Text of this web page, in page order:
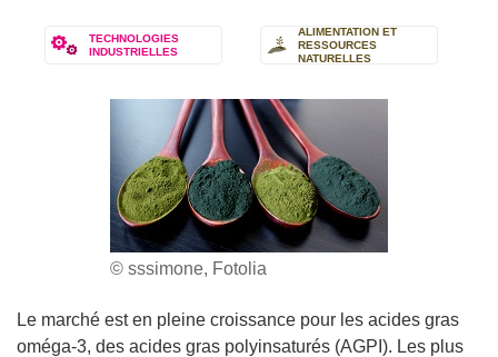
TECHNOLOGIES
INDUSTRIELLES
ALIMENTATION ET
RESSOURCES
NATURELLES
© sssimone, Fotolia
Le marché est en pleine croissance pour les acides gras
oméga-3, des acides gras polyinsaturés (AGPI). Les plus